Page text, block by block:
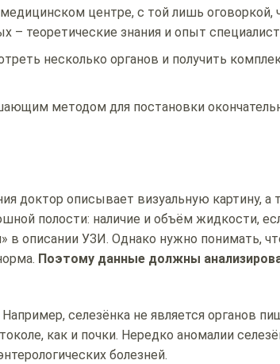
центре, с той лишь оговоркой,
– теоретические знания и опыт
несколько органов и получить
методом для постановки
доктор описывает визуальную картину, а
полости: наличие и объём жидкости,
в описании УЗИ. Однако нужно понимать,
Поэтому данные должны
Например, селезёнка не является органов
как и почки. Нередко аномалии
болезней.